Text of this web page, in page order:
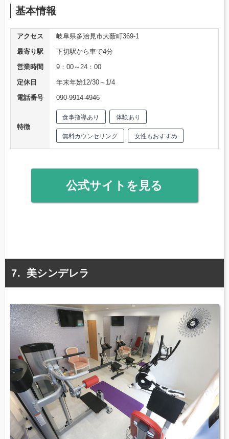
基本情報
アクセス
岐阜県多治見市大薮町369-1
最寄り駅
下切駅から車で4分
営業時間
9：00～24：00
定休日
年末年始12/30～1/4
電話番号
090-9914-4946
特徴
食事指導あり 体験あり
無料カウンセリング 女性もおすすめ
公式サイトを見る
美シンデレラ